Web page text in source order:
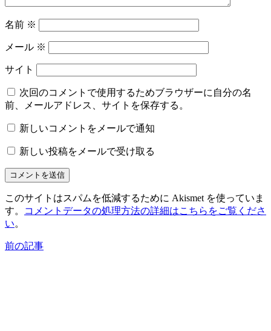
名前 ※
メール ※
サイト
次回のコメントで使用するためブラウザーに自分の名
前、メールアドレス、サイトを保存する。
新しいコメントをメールで通知
新しい投稿をメールで受け取る
このサイトはスパムを低減するために Akismet を使っていま
す。
コメントデータの処理方法の詳細はこちらをご覧くださ
い。
前の記事